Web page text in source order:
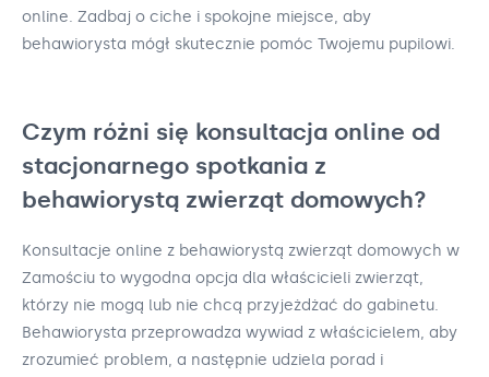
online. Zadbaj o ciche i spokojne miejsce, aby
behawiorysta mógł skutecznie pomóc Twojemu pupilowi.
Czym różni się konsultacja online od
stacjonarnego spotkania z
behawiorystą zwierząt domowych?
Konsultacje online z behawiorystą zwierząt domowych w
Zamościu to wygodna opcja dla właścicieli zwierząt,
którzy nie mogą lub nie chcą przyjeżdżać do gabinetu.
Behawiorysta przeprowadza wywiad z właścicielem, aby
zrozumieć problem, a następnie udziela porad i